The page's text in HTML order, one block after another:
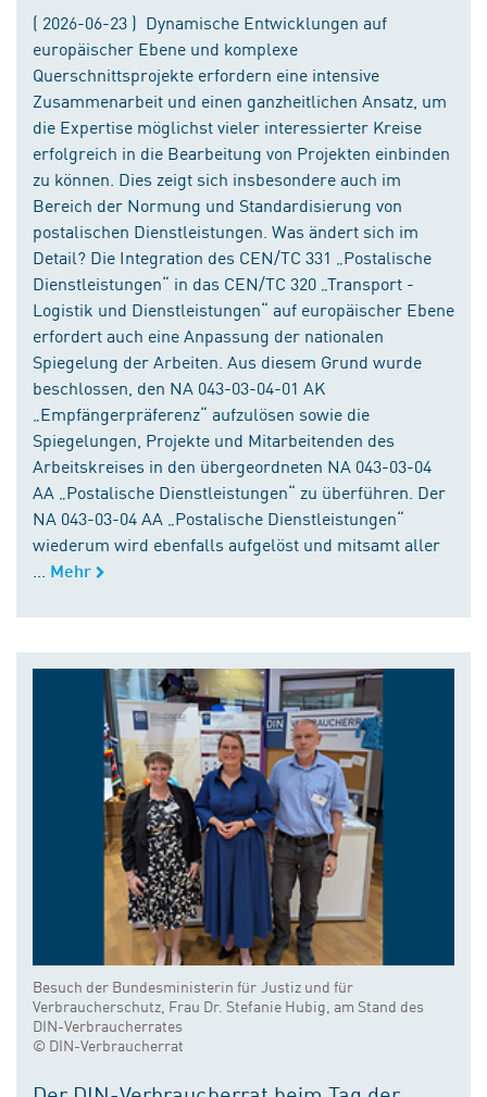
( 2026-06-23 ) Dynamische Entwicklungen auf
europäischer Ebene und komplexe
Querschnittsprojekte erfordern eine intensive
Zusammenarbeit und einen ganzheitlichen Ansatz, um
die Expertise möglichst vieler interessierter Kreise
erfolgreich in die Bearbeitung von Projekten einbinden
zu können. Dies zeigt sich insbesondere auch im
Bereich der Normung und Standardisierung von
postalischen Dienstleistungen. Was ändert sich im
Detail? Die Integration des CEN/TC 331 „Postalische
Dienstleistungen“ in das CEN/TC 320 „Transport -
Logistik und Dienstleistungen“ auf europäischer Ebene
erfordert auch eine Anpassung der nationalen
Spiegelung der Arbeiten. Aus diesem Grund wurde
beschlossen, den NA 043-03-04-01 AK
„Empfängerpräferenz“ aufzulösen sowie die
Spiegelungen, Projekte und Mitarbeitenden des
Arbeitskreises in den übergeordneten NA 043-03-04
AA „Postalische Dienstleistungen“ zu überführen. Der
NA 043-03-04 AA „Postalische Dienstleistungen“
wiederum wird ebenfalls aufgelöst und mitsamt aller
Mehr
Besuch der Bundesministerin für Justiz und für
Verbraucherschutz, Frau Dr. Stefanie Hubig, am Stand des
DIN-Verbraucherrates
© DIN-Verbraucherrat